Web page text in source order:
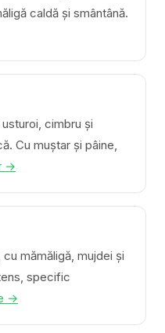
caldă și smântână.
cimbru și
Cu muștar și pâine,
→
mămăligă, mujdei și
specific
→